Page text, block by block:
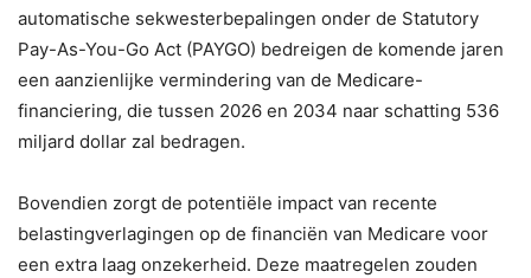
automatische sekwesterbepalingen onder de Statutory
Pay-As-You-Go Act (PAYGO) bedreigen de komende jaren
een aanzienlijke vermindering van de Medicare-
financiering, die tussen 2026 en 2034 naar schatting 536
miljard dollar zal bedragen.
Bovendien zorgt de potentiële impact van recente
belastingverlagingen op de financiën van Medicare voor
een extra laag onzekerheid. Deze maatregelen zouden